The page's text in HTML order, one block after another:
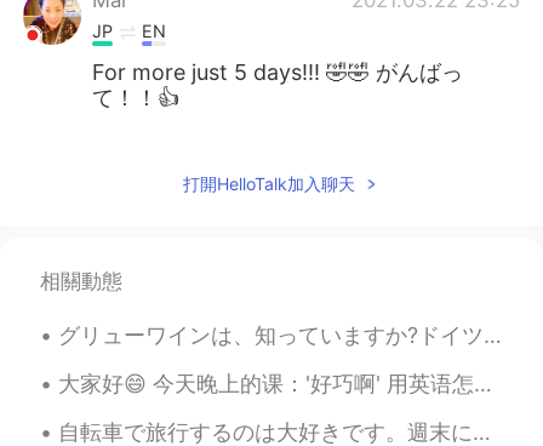
JP EN
For more just 5 days!!! 🤣🤣 がんばっ
て！！👍
JP
it 😃
JP EN
わぁ、また!積もりましたね〜、雪かき頑張
打開HelloTalk加入聊天
相關動態
グリューワインは、知っていますか?ドイツは冬にクリスマスマーケットの飲み物です。温めて、スパイスを加えて飲みます。とても美味しいです。ドイツのスーパーで非常に安いです。１本は１００円です。日本で...
大家好😄 今天晚上的课：'好巧啊' 用英语怎么表达？ That's such a coincidence! （最正常的） That's so funny! (然后你要解释funny的情况） ...
自転車で旅行するのは大好きです。週末にはドイツの北を旅行しました。森にテントで寝ました。夜中に森で蛍がたくさん見えました。9月に蛍を見えるのは珍しいと思います。😊😊😊今から毎日寒くなって来ていま...